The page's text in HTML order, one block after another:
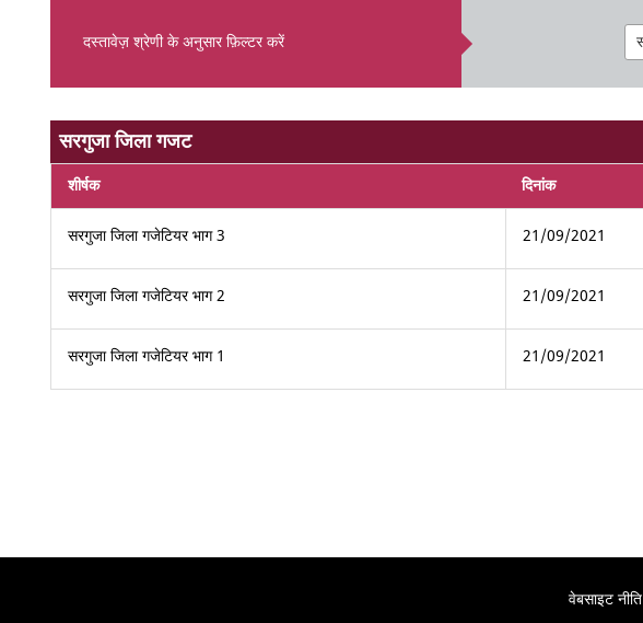
दस्तावेज़ श्रेणी के अनुसार फ़िल्टर करें
सरगुजा जिला गजट
शीर्षक दिनांक
सरगुजा जिला गजेटियर भाग 3 21/09/2021
सरगुजा जिला गजेटियर भाग 2 21/09/2021
सरगुजा जिला गजेटियर भाग 1 21/09/2021
वेबसाइट नीति